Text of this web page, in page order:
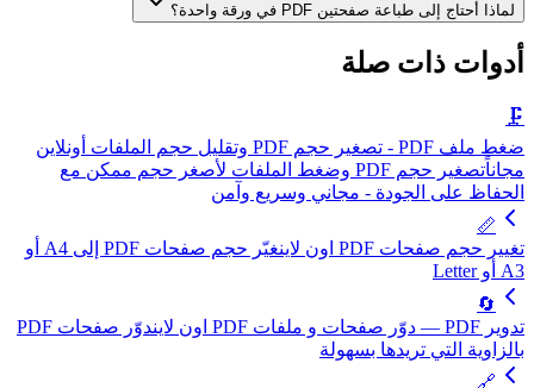
لماذا أحتاج إلى طباعة صفحتين PDF في ورقة واحدة؟
أدوات ذات صلة
🗜️
ضغط ملف PDF - تصغير حجم PDF وتقليل حجم الملفات أونلاين
مجاناً
تصغير حجم PDF وضغط الملفات لأصغر حجم ممكن مع
الحفاظ على الجودة - مجاني وسريع وآمن
📏
تغيير حجم صفحات PDF اون لاين
غيّر حجم صفحات PDF إلى A4 أو
A3 أو Letter
🔄
تدوير PDF — دوّر صفحات و ملفات PDF اون لاين
دوّر صفحات PDF
بالزاوية التي تريدها بسهولة
🔗